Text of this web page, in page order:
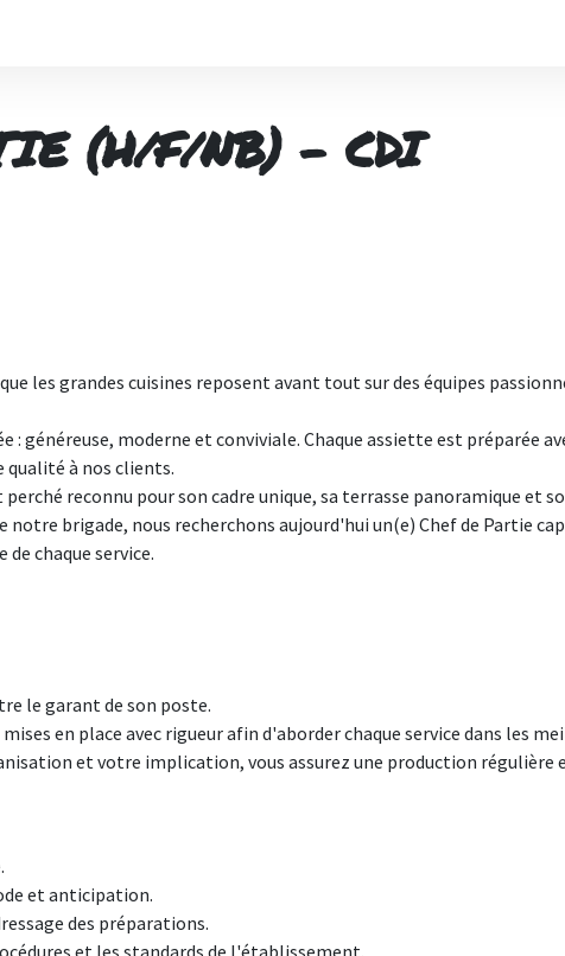
(H/F/NB) - CDI
les grandes cuisines reposent avant tout sur des équipes
: généreuse, moderne et conviviale. Chaque assiette est préparée
qualité à nos clients.
reconnu pour son cadre unique, sa terrasse panoramique et
notre brigade, nous recherchons aujourd'hui un(e) Chef de Partie
chaque service.
le garant de son poste.
en place avec rigueur afin d'aborder chaque service dans les
et votre implication, vous assurez une production
et anticipation.
des préparations.
et les standards de l'établissement.